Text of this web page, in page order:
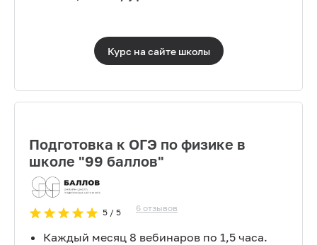
Курс на сайте школы
Подготовка к ОГЭ по физике в
школе "99 баллов"
5/ 5 6 отзывов
Каждый месяц 8 вебинаров по 1,5 часа.